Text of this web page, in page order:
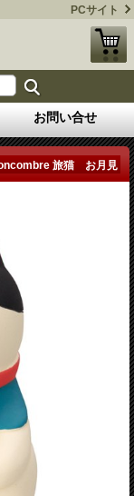
PCサイト
お問い合せ
旅猫 お月見